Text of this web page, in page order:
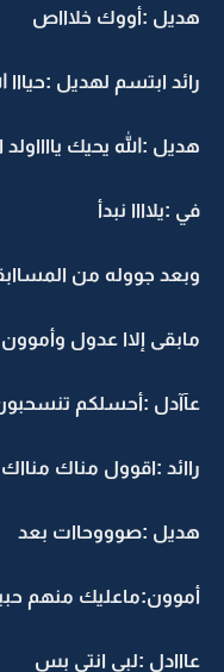
هديل :أووك خلاااص
رائد ابتسم لهديل :حيااا
هديل :الله يحيك يااااولد
في :يلاااا نبدأ
وبعد جووله من
مابقى إلاا عدول
عآآدل :أحسلكم
راائد :اقوول مناك
هديل :صوووحاات بعد
أموون:ماعليك منهم
عااادل :لبى انتي بس